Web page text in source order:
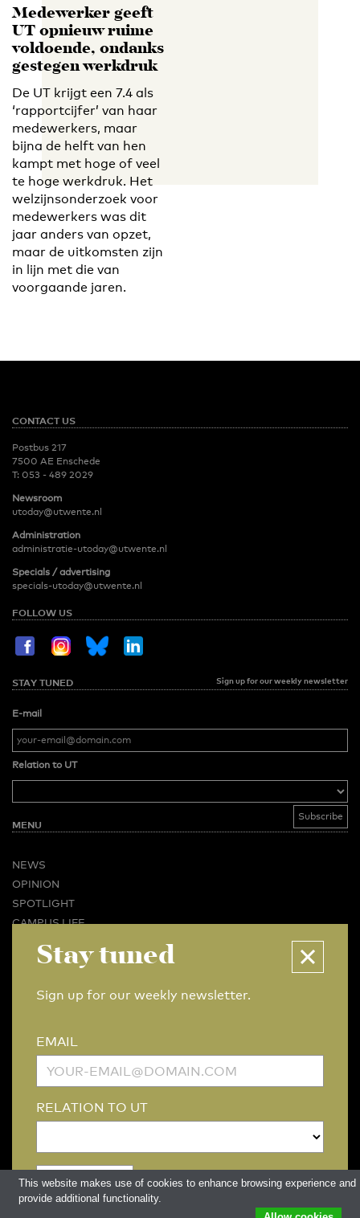
Medewerker geeft
UT opnieuw ruime
voldoende, ondanks
gestegen werkdruk
De UT krijgt een 7.4 als
‘rapportcijfer’ van haar
medewerkers, maar
bijna de helft van hen
kampt met hoge of veel
te hoge werkdruk. Het
welzijnsonderzoek voor
medewerkers was dit
jaar anders van opzet,
maar de uitkomsten zijn
in lijn met die van
voorgaande jaren.
CONTACT US
Postbus 217
7500 AE Enschede
T: 053 - 489 2029
Newsroom
utoday@utwente.nl
Administration
administratie-utoday@utwente.nl
Specials / advertising
specials-utoday@utwente.nl
FOLLOW US
STAY TUNED Sign up for our weekly newsletter
E-mail
Relation to UT
MENU
NEWS
OPINION
SPOTLIGHT
CAMPUS LIFE
BUSINESS & CAREER
CONTACT
ARCHIVE
MORE
LINKS
DISCLAIMER / COPYRIGHT REDACTIESTATUUT/EDITORIAL STATUTE
Stay tuned
Sign up for our weekly newsletter.
EMAIL
RELATION TO UT
This website makes use of cookies to enhance browsing experience and
provide additional functionality.